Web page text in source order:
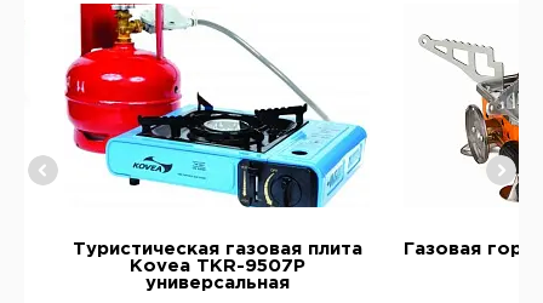
Туристическая газовая плита
Kovea TKR-9507Р
универсальная
Газовая